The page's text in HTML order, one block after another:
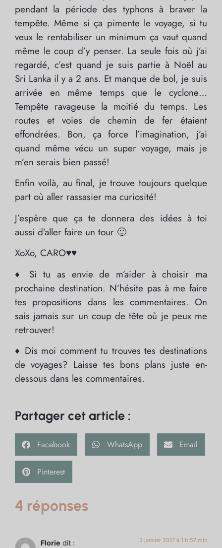
pendant la période des typhons à braver la
tempête. Même si ça pimente le voyage, si tu
veux le rentabiliser un minimum ça vaut quand
même le coup d’y penser. La seule fois où j’ai
regardé, c’est quand je suis partie à Noël au
Sri Lanka il y a 2 ans. Et manque de bol, je suis
arrivée en même temps que le cyclone…
Tempête ravageuse la moitié du temps. Les
routes et voies de chemin de fer étaient
effondrées. Bon, ça force l’imagination, j’ai
quand même vécu un super voyage, mais je
m’en serais bien passé!
Enfin voilà, au final, je trouve toujours quelque
part où aller rassasier ma curiosité!
J’espère que ça te donnera des idées à toi
aussi d’aller faire un tour 🙂
XoXo, CARO♥♥
♦ Si tu as envie de m’aider à choisir ma
prochaine destination. N’hésite pas à me faire
tes propositions dans les commentaires. On
sais jamais sur un coup de tête où je peux me
retrouver!
♦ Dis moi comment tu trouves tes destinations
de voyages? Laisse tes bons plans juste en-
dessous dans les commentaires.
Partager cet article :
Facebook WhatsApp Email
Pinterest
4 réponses
Florie dit : 3 janvier 2017 à 1 h 57 min